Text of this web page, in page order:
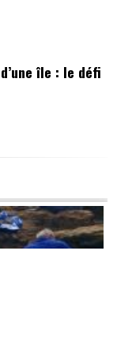
île : le défi